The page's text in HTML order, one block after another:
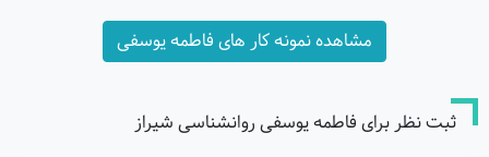
مشاهده نمونه کار های فاطمه یوسفی
ثبت نظر برای فاطمه یوسفی روانشناسی شیراز